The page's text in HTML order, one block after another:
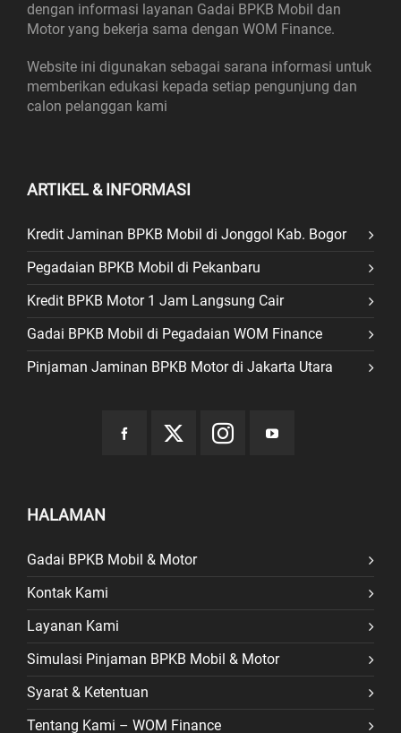
dengan informasi layanan Gadai BPKB Mobil dan
Motor yang bekerja sama dengan WOM Finance.
Website ini digunakan sebagai sarana informasi untuk
memberikan edukasi kepada setiap pengunjung dan
calon pelanggan kami
ARTIKEL & INFORMASI
Kredit Jaminan BPKB Mobil di Jonggol Kab. Bogor
Pegadaian BPKB Mobil di Pekanbaru
Kredit BPKB Motor 1 Jam Langsung Cair
Gadai BPKB Mobil di Pegadaian WOM Finance
Pinjaman Jaminan BPKB Motor di Jakarta Utara
HALAMAN
Gadai BPKB Mobil & Motor
Kontak Kami
Layanan Kami
Simulasi Pinjaman BPKB Mobil & Motor
Syarat & Ketentuan
Tentang Kami – WOM Finance